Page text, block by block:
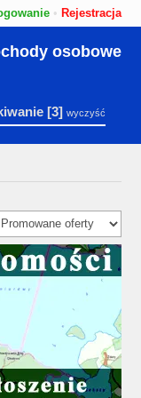
• Rejestracja
osobowe
[3] wyczyść